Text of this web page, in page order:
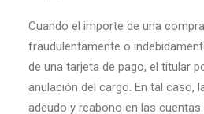
Cuando el importe de una
fraudulentamente o
de una tarjeta de pago, el titular
anulación del cargo. En tal caso,
adeudo y reabono en las cuentas